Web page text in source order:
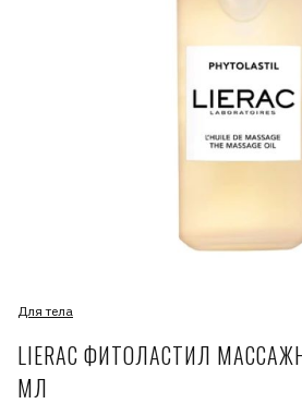
Для тела
LIERAC ФИТОЛАСТИЛ
МЛ